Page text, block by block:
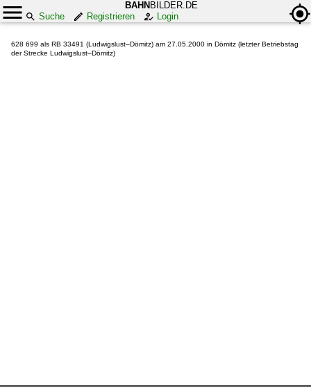
BAHN BILDER.DE
Suche
Registrieren Login
628 699 als RB 33491 (Ludwigslust–Dömitz) am 27.05.2000 in Dömitz (letzter Betriebstag
der Strecke Ludwigslust–Dömitz)